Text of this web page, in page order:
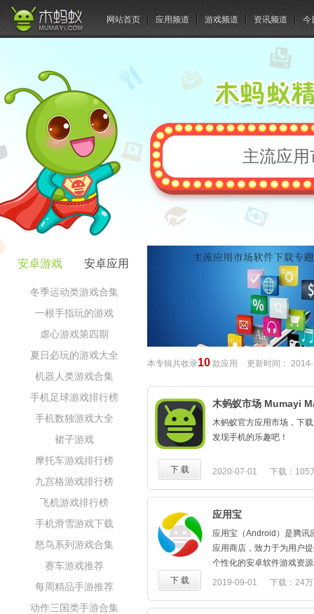
网站首页 应用频道 游戏频道 资讯频道 今
主流应
安卓游戏 安卓应用
冬季运动类游戏合集
一根手指玩的游戏
虐心游戏第四期
夏日必玩的游戏大全
机器人类游戏合集
手机足球游戏排行榜
手机数独游戏大全
裙子游戏
摩托车游戏排行榜
九宫格游戏排行榜
飞机游戏排行榜
手机滑雪游戏下载
怒鸟系列游戏合集
赛车游戏推荐
每周精品手游推荐
动作三国类手游合集
本专辑共收录10 款应用 更新时间：
木蚂蚁市场 Mumayi
木蚂蚁官方应用市场，下
发现手机的乐趣吧！
2020-07-01 下载：105
下 载
应用宝
应用宝（Android）是腾讯
应用商店，致力于为用户
个性化的安卓软件游戏资
验，全方位覆盖用户的下
2019-09-01 下载：24
下 载